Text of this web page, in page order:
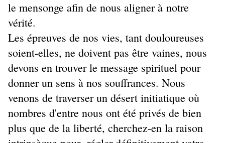
le mensonge afin de nous aligner à notre
vérité.
Les épreuves de nos vies, tant douloureuses
soient-elles, ne doivent pas être vaines, nous
devons en trouver le message spirituel pour
donner un sens à nos souffrances. Nous
venons de traverser un désert initiatique où
nombres d'entre nous ont été privés de bien
plus que de la liberté, cherchez-en la raison